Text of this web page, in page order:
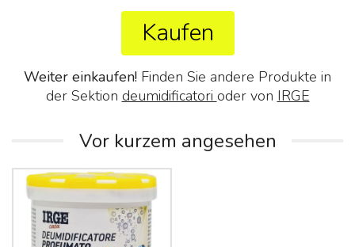
Kaufen
Weiter einkaufen! Finden Sie andere Produkte in
der Sektion deumidificatori oder von IRGE
Vor kurzem angesehen